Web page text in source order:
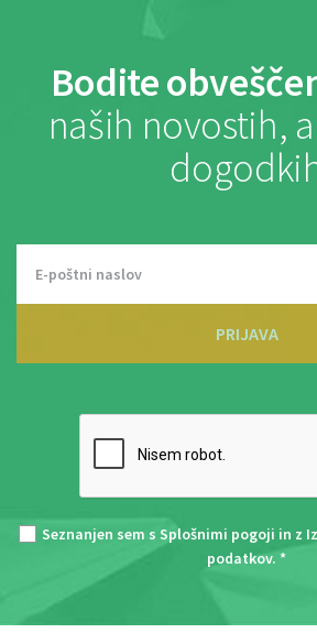
Bodite
naših novostih,
PRIJAVA
Seznanjen sem s Splošnimi pogoji in z
podatkov. *